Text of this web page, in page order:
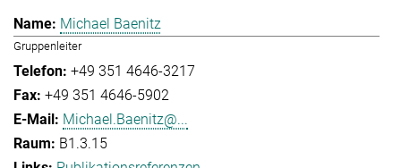
Michael Baenitz
Gruppenleiter
+49 351 4646-3217
+49 351 4646-5902
Michael.Baenitz@...
B1.3.15